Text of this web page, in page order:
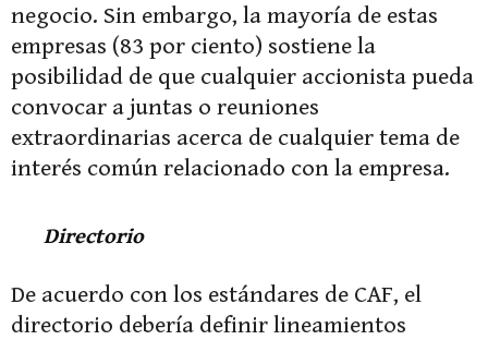
negocio. Sin embargo, la mayoría de estas
empresas (83 por ciento) sostiene la
posibilidad de que cualquier accionista pueda
convocar a juntas o reuniones
extraordinarias acerca de cualquier tema de
interés común relacionado con la empresa.
Directorio
De acuerdo con los estándares de CAF, el
directorio debería definir lineamientos